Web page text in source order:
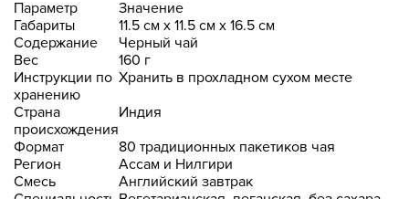
Параметр
Значение
Габариты
11.5 см x 11.5 см x 16.5 см
Содержание
Черный чай
Вес
160 г
Инструкции по
хранению
Хранить в прохладном сухом месте
Страна
происхождения
Индия
Формат
80 традиционных пакетиков чая
Регион
Ассам и Нилгири
Смесь
Английский завтрак